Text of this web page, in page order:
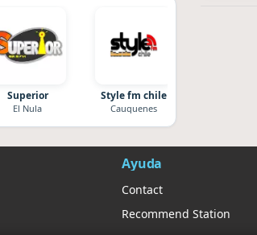
Superior
El Nula
Style fm chile
Cauquenes
Ayuda
Contact
Recommend Station